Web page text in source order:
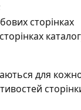
сторінках
для